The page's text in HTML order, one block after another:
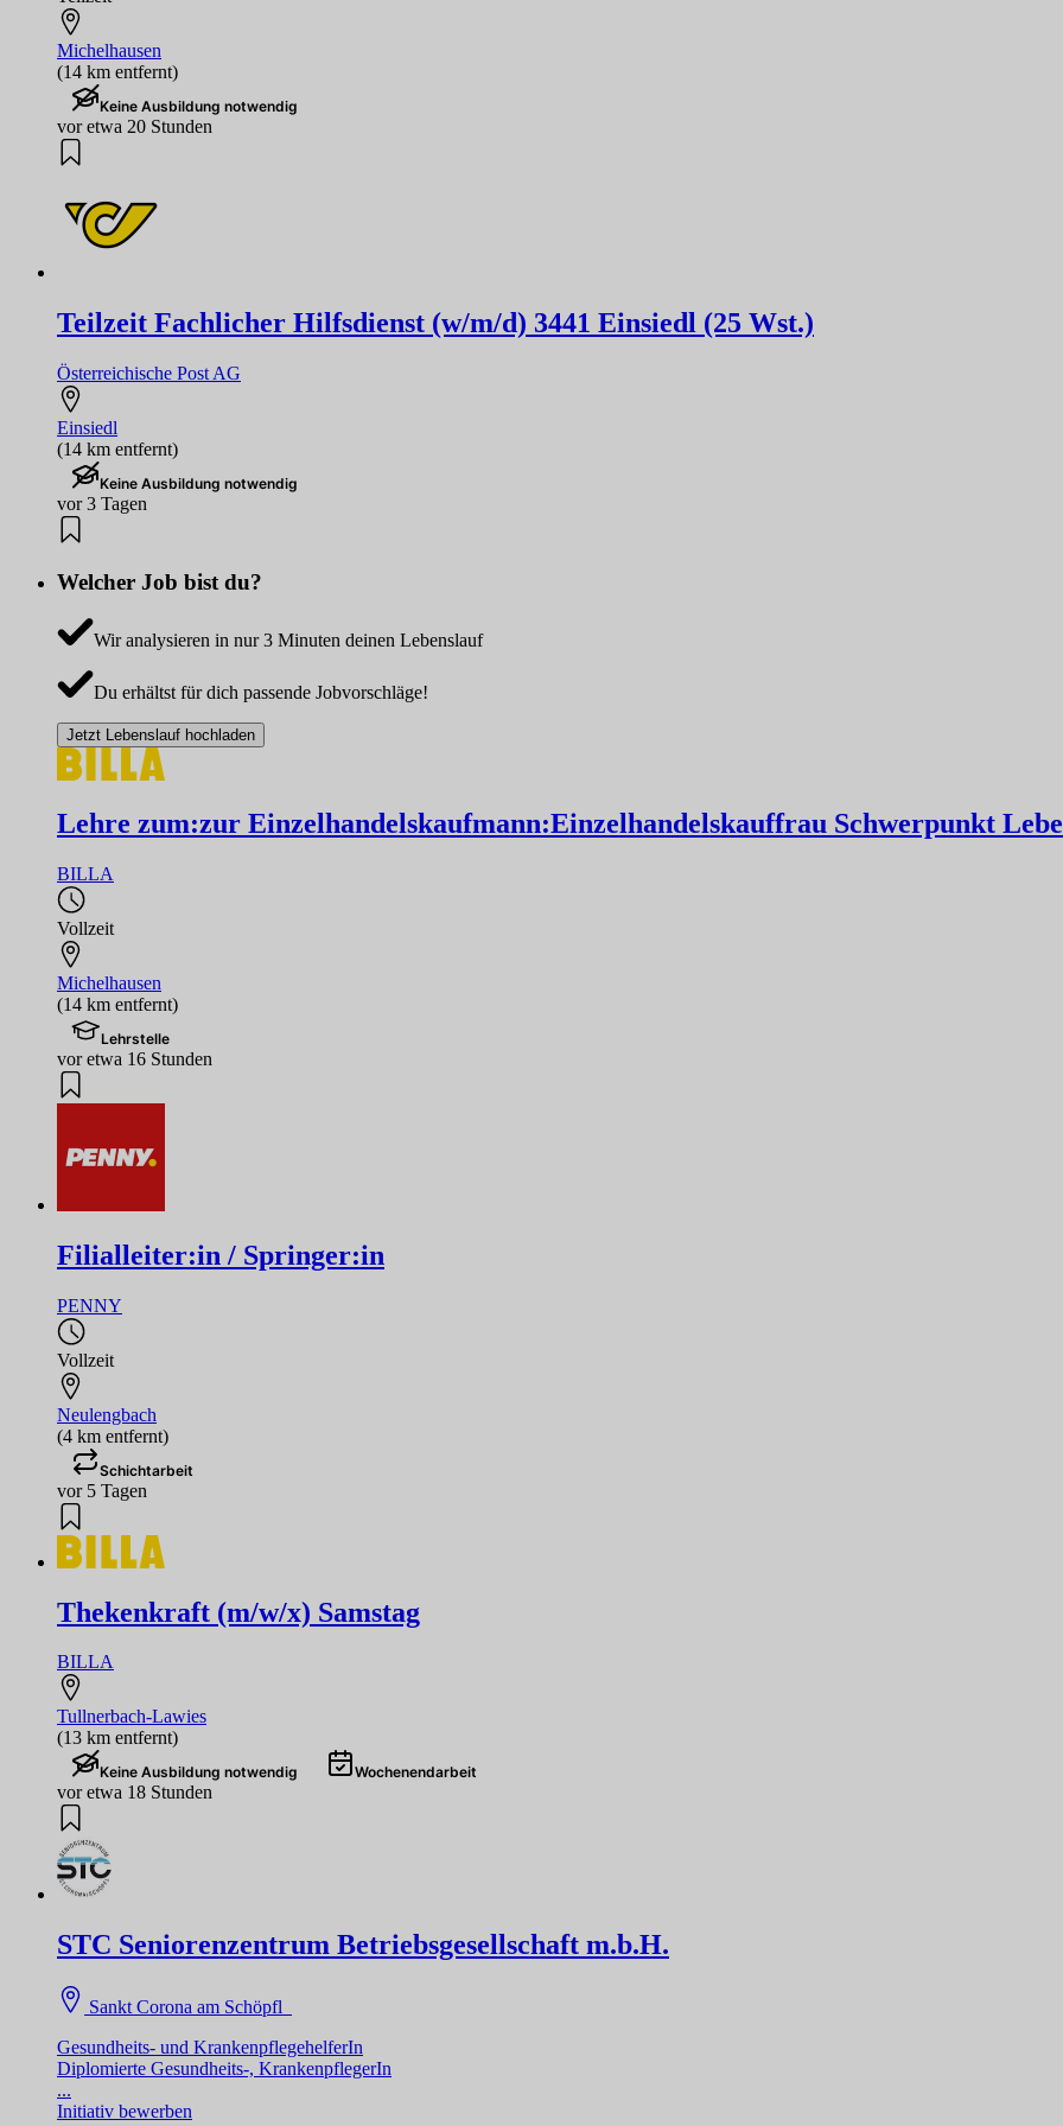
Michelhausen
(14 km entfernt)
Keine Ausbildung notwendig
vor etwa 20 Stunden
Teilzeit Fachlicher Hilfsdienst (w/m/d) 3441 Einsiedl (25 Wst.)
Österreichische Post AG
Einsiedl
(14 km entfernt)
Keine Ausbildung notwendig
vor 3 Tagen
Welcher Job bist du?
Wir analysieren in nur 3 Minuten deinen Lebenslauf
Du erhältst für dich passende Jobvorschläge!
Jetzt Lebenslauf hochladen
Lehre zum:zur Einzelhandelskaufmann:Einzelhandelskauffrau Schwerpunkt
BILLA
Vollzeit
Michelhausen
(14 km entfernt)
Lehrstelle
vor etwa 16 Stunden
Filialleiter:in / Springer:in
PENNY
Vollzeit
Neulengbach
(4 km entfernt)
Schichtarbeit
vor 5 Tagen
Thekenkraft (m/w/x) Samstag
BILLA
Tullnerbach-Lawies
(13 km entfernt)
Keine Ausbildung notwendig Wochenendarbeit
vor etwa 18 Stunden
STC Seniorenzentrum Betriebsgesellschaft m.b.H.
Sankt Corona am Schöpfl
Gesundheits- und KrankenpflegehelferIn
Diplomierte Gesundheits-, KrankenpflegerIn
...
Initiativ bewerben